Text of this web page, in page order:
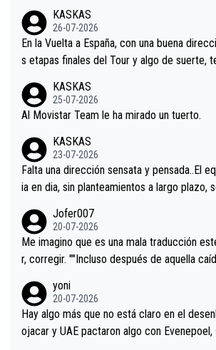
KASKAS
26-07-2026
En la Vuelta a España, con una buena
s etapas finales del Tour y algo de suerte,
KASKAS
25-07-2026
Al Movistar Team le ha mirado un tuerto.
KASKAS
23-07-2026
Falta una dirección sensata y pensada..El
ia en dia, sin planteamientos a largo plazo,
a, Minguez, Velez etc etc.Me da pena vivir
an tristes sin victorias.
Jofer007
20-07-2026
Me imagino que es una mala traducción
r, corregir. ""Incluso después de aquella
rd permaneció pegado a su rueda. Parecía
en la que era capaz de controlar el miedo",
yoni
20-07-2026
Hay algo más que no está claro en el
ojacar y UAE pactaron algo con Evenepoel,